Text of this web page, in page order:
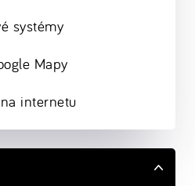
systémy
Mapy
internetu